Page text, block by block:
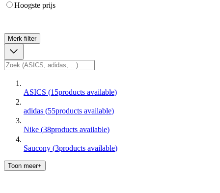
Hoogste prijs
Merk filter
ASICS (15products available)
adidas (55products available)
Nike (38products available)
Saucony (3products available)
Toon meer+